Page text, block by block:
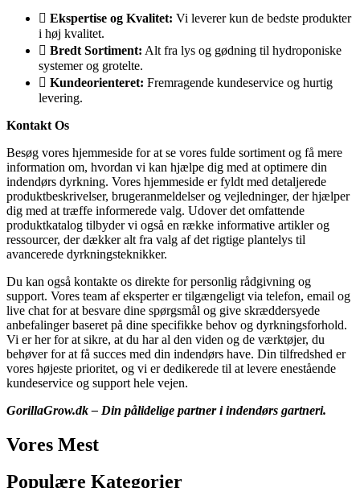
Ekspertise og Kvalitet: Vi leverer kun de bedste produkter
i høj kvalitet.
Bredt Sortiment: Alt fra lys og gødning til hydroponiske
systemer og grotelte.
Kundeorienteret: Fremragende kundeservice og hurtig
levering.
Kontakt Os
Besøg vores hjemmeside for at se vores fulde sortiment og få mere
information om, hvordan vi kan hjælpe dig med at optimere din
indendørs dyrkning. Vores hjemmeside er fyldt med detaljerede
produktbeskrivelser, brugeranmeldelser og vejledninger, der hjælper
dig med at træffe informerede valg. Udover det omfattende
produktkatalog tilbyder vi også en række informative artikler og
ressourcer, der dækker alt fra valg af det rigtige plantelys til
avancerede dyrkningsteknikker.
Du kan også kontakte os direkte for personlig rådgivning og
support. Vores team af eksperter er tilgængeligt via telefon, email og
live chat for at besvare dine spørgsmål og give skræddersyede
anbefalinger baseret på dine specifikke behov og dyrkningsforhold.
Vi er her for at sikre, at du har al den viden og de værktøjer, du
behøver for at få succes med din indendørs have. Din tilfredshed er
vores højeste prioritet, og vi er dedikerede til at levere enestående
kundeservice og support hele vejen.
GorillaGrow.dk – Din pålidelige partner i indendørs gartneri.
Vores Mest
Populære Kategorier